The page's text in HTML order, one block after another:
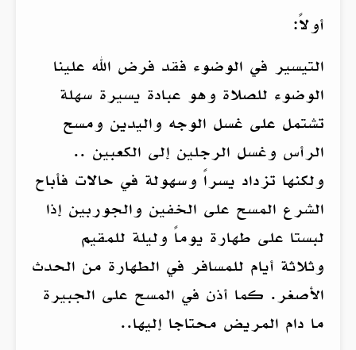
أولاً:
التيسير في الوضوء فقد فرض الله علينا
الوضوء للصلاة وهو عبادة يسيرة سهلة
تشتمل على غسل الوجه واليدين ومسح
الرأس وغسل الرجلين إلى الكعبين ..
ولكنها تزداد يسراً وسهولة في حالات فأباح
الشرع المسح على الخفين والجوربين إذا
لبستا على طهارة يوماً وليلة للمقيم
وثلاثة أيام للمسافر في الطهارة من الحدث
الأصغر. كما أذن في المسح على الجبيرة
ما دام المريض محتاجا إليها..